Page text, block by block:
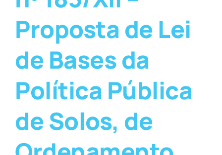
Proposta de Lei
de Bases da
Política Pública
de Solos, de